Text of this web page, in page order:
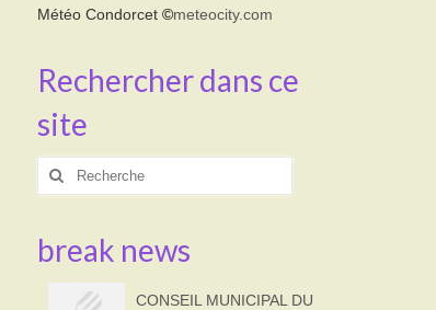
Météo Condorcet©meteocity.com
Rechercher dans ce
site
Rechercher
break news
CONSEIL MUNICIPAL DU